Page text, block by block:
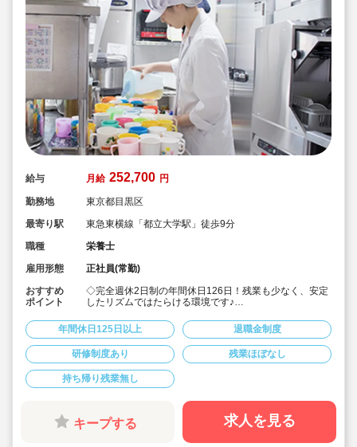
給与 月給 252,700 円
勤務地
東京都目黒区
最寄り駅
東急東横線「都立大学駅」徒歩9分
職種
栄養士
雇用形態
正社員(常勤)
おすすめ
ポイント
◇完全週休2日制の年間休日126日！残業も少なく、安定
したリズムではたらける環境です♪
にしています。
◇月給252,700円～/賞与1.5～3.0ヶ月！
◇有給休暇は、半日や1時間単位の取得も可能◎
◇残業代は1分単位で支給☆
◇地方から上京される場合、法人が引っ越し代を補助(規
定内) 23区対応の社宅あり！
◇育産休の取得・復帰実績多数！（男性も育休取得実績
あり）時短勤務制度もあり、お仕事に復帰しやすい体制
◇「イタリア，ドイツ，フィンランド，ハンガリー，ニ
ュージーランド」など、充実の海外研修に参加のチャン
年間休日125日以上 退職金制度
研修制度あり 残業ほぼなし
持ち帰り残業無し
キープする 求人を見る